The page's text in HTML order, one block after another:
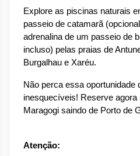
Explore as piscinas naturais
passeio de catamarã
adrenalina de um passeio de
incluso) pelas praias de
Burgalhau e Xaréu.
Não perca essa oportunidade
inesquecíveis! Reserve agora
Maragogi saindo de Porto de
Atenção: